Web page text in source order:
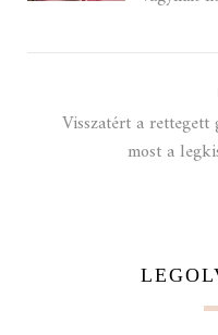
Visszatért a rettegett
most a